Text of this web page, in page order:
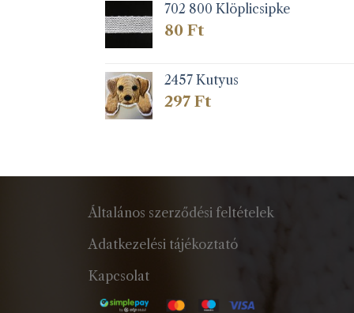
702 800 Klöplicsipke
80 Ft
2457 Kutyus
297 Ft
Általános szerződési feltételek
Adatkezelési tájékoztató
Kapcsolat